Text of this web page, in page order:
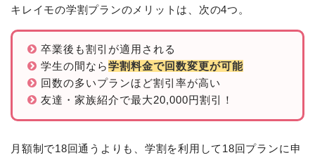
キレイモの学割プランのメリットは、次の4つ。
卒業後も割引が適用される
学生の間なら学割料金で回数変更が可能
回数の多いプランほど割引率が高い
友達・家族紹介で最大20,000円割引！
月額制で18回通うよりも、学割を利用して18回プランに申